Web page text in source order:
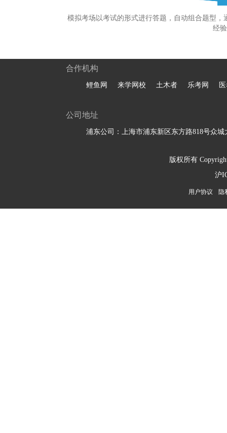
模拟考场以考试的形式进行答题，自动组合题型
经
合作机构
鲤鱼网 来学网校 土木者 乐考网
公司地址
浦东公司：上海市浦东新区东方路818号众城
版权所有
沪
用户协议 隐